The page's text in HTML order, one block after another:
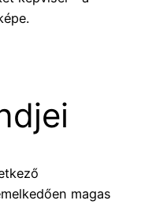
magas